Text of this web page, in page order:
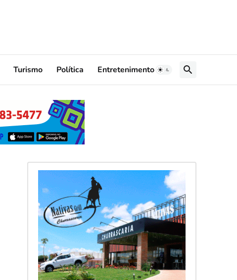
Turismo Política Entretenimento